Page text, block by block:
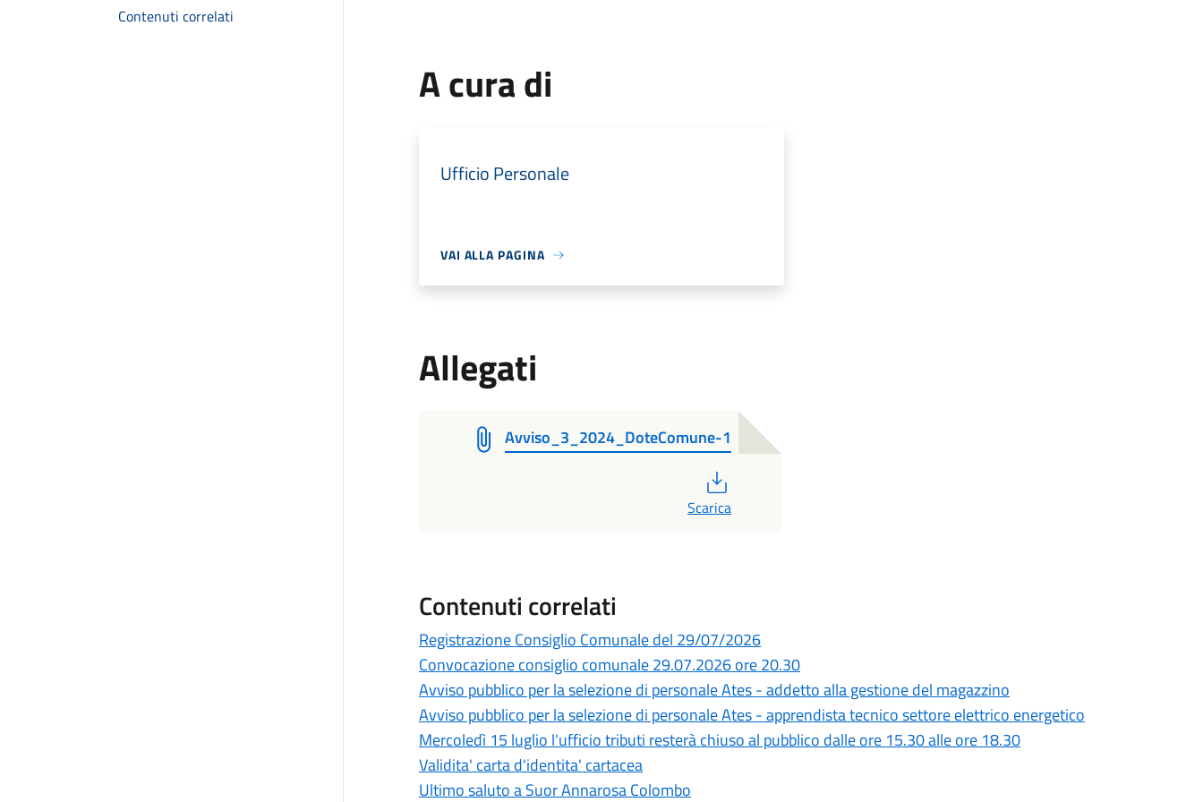
Contenuti correlati
A cura di
Ufficio Personale
VAI ALLA PAGINA
Allegati
Avviso_3_2024_DoteComune-1
Scarica
Contenuti correlati
Registrazione Consiglio Comunale del 29/07/2026
Convocazione consiglio comunale 29.07.2026 ore 20.30
Avviso pubblico per la selezione di personale Ates - addetto alla gestione del magazzino
Avviso pubblico per la selezione di personale Ates - apprendista tecnico settore elettrico energetico
Mercoledì 15 luglio l'ufficio tributi resterà chiuso al pubblico dalle ore 15.30 alle ore 18.30
Validita' carta d'identita' cartacea
Ultimo saluto a Suor Annarosa Colombo